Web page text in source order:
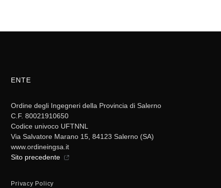
ENTE
Ordine degli Ingegneri della Provincia di Salerno
C.F. 80021910650
Codice univoco UFTNNL
Via Salvatore Marano 15, 84123 Salerno (SA)
www.ordineingsa.it
Sito precedente
Privacy Policy